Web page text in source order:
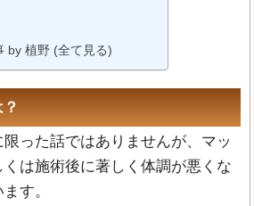
by 植野 (全て見る)
限った話ではありませんが、マッ
は施術後に著しく体調が悪くな
す。